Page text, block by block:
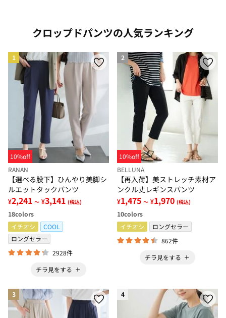
クロップドパンツの人気ランキング
1
10%off
RANAN
【選べる股下】ひんやり美脚シ
ルエットタックパンツ
¥2,241 ～ ¥3,141 (税込)
18colors
イチオシ
COOL
ロングセラー
2928件
チラ見をする
2
10%off
BELLUNA
【再入荷】美ストレッチ素材ア
ンクル丈レギンスパンツ
¥1,475 ～ ¥1,970 (税込)
10colors
イチオシ
ロングセラー
862件
チラ見をする
3 4